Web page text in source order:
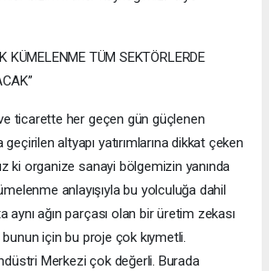
KÜMELENME TÜM SEKTÖRLERDE
ticarette her geçen gün güçlenen
altyapı yatırımlarına dikkat çeken
ki organize sanayi bölgemizin yanında
anlayışıyla bu yolculuğa dahil
aynı ağın parçası olan bir üretim zekası
bunun için bu proje çok kıymetli.
Merkezi çok değerli. Burada